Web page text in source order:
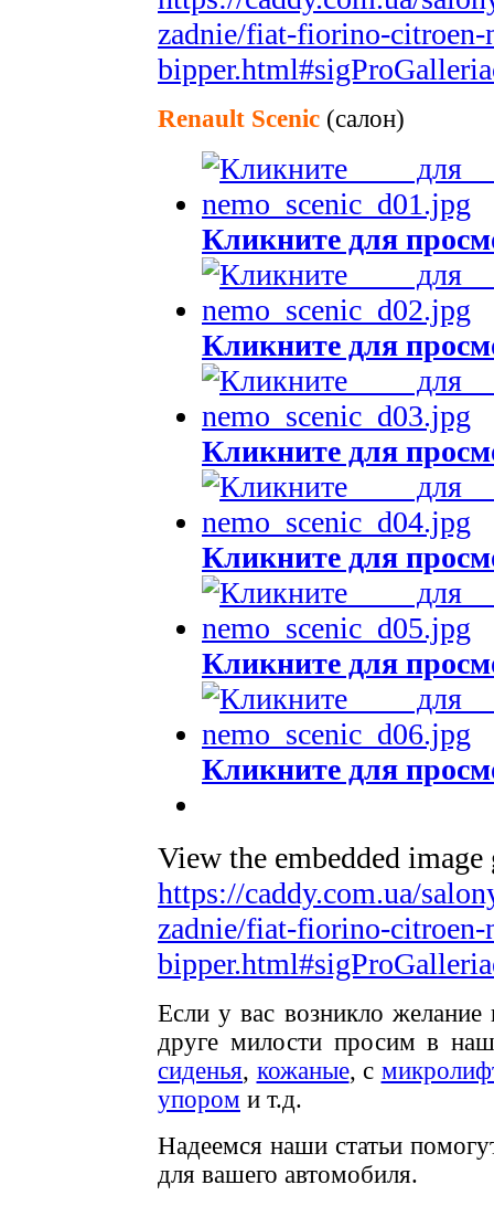
zadnie/fiat-fiorino-citroen-
Renault Scenic (салон)
Кликните для
Кликните для
Кликните для
Кликните для
Кликните для
Кликните для
View the embedded
https://caddy.com.ua/
zadnie/fiat-fiorino-citroen-
Если у вас возникло
друге милости просим в
сиденья, кожаные, с
упором и т.д.
Надеемся наши статьи
для вашего автомобиля.